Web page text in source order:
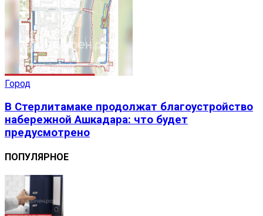
Город
В Стерлитамаке продолжат благоустройство
набережной Ашкадара: что будет
предусмотрено
ПОПУЛЯРНОЕ